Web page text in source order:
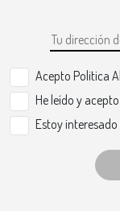
Acepto Politica
He leído y
Estoy